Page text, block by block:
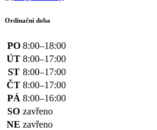
Ordinační doba
PO 8:00–18:00
ÚT 8:00–17:00
ST 8:00–17:00
ČT 8:00–17:00
PÁ 8:00–16:00
SO zavřeno
NE zavřeno